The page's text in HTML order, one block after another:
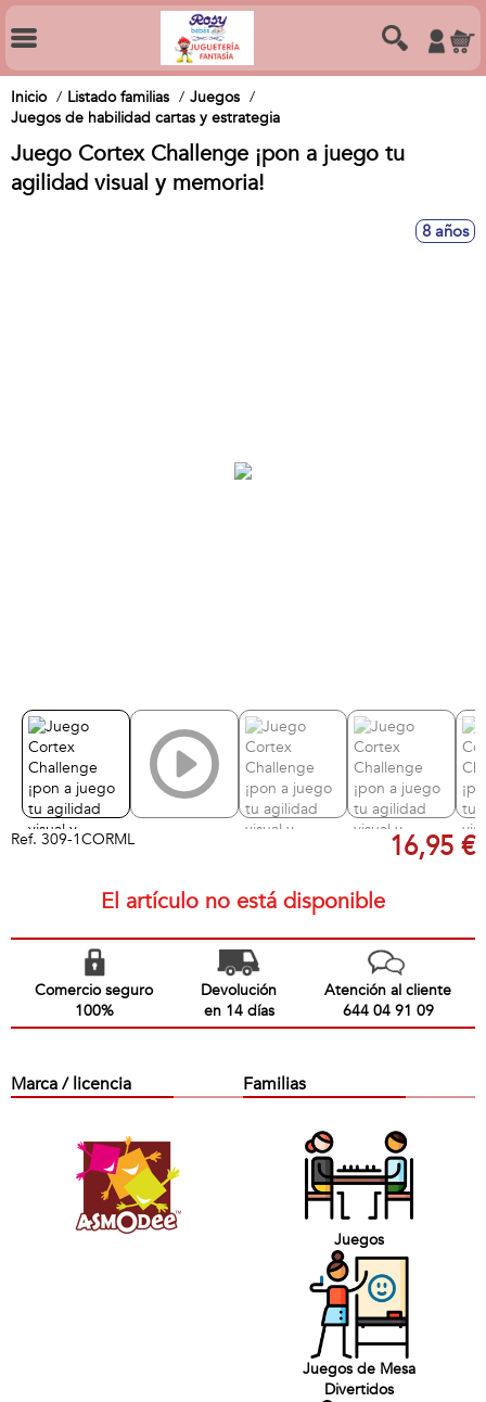
Inicio Listado familias
Juegos
Juegos de habilidad cartas y estrategia
Juego Cortex Challenge ¡pon a juego tu
agilidad visual y memoria!
8 años
Ref. 309-1CORML 16,95 €
El artículo no está disponible
Comercio seguro
100%
Devolución
en 14 días
Atención al cliente
644 04 91 09
Marca / licencia Familias
Juegos
Juegos de Mesa
Divertidos